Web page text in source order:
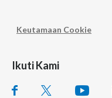
Keutamaan Cookie
Ikuti Kami